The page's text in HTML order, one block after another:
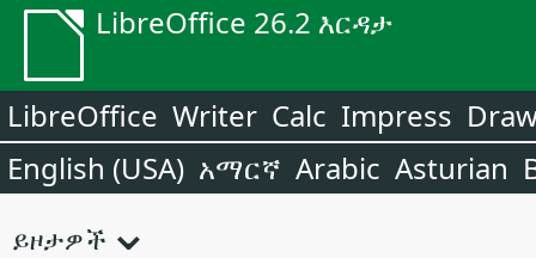
LibreOffice 26.2 እርዳታ
LibreOffice Writer Calc Impress
English (USA) አማርኛ Arabic Asturian
ይዞታዎች